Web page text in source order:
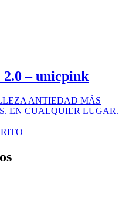
– unicpink
ANTIEDAD MÁS
EN CUALQUIER LUGAR.